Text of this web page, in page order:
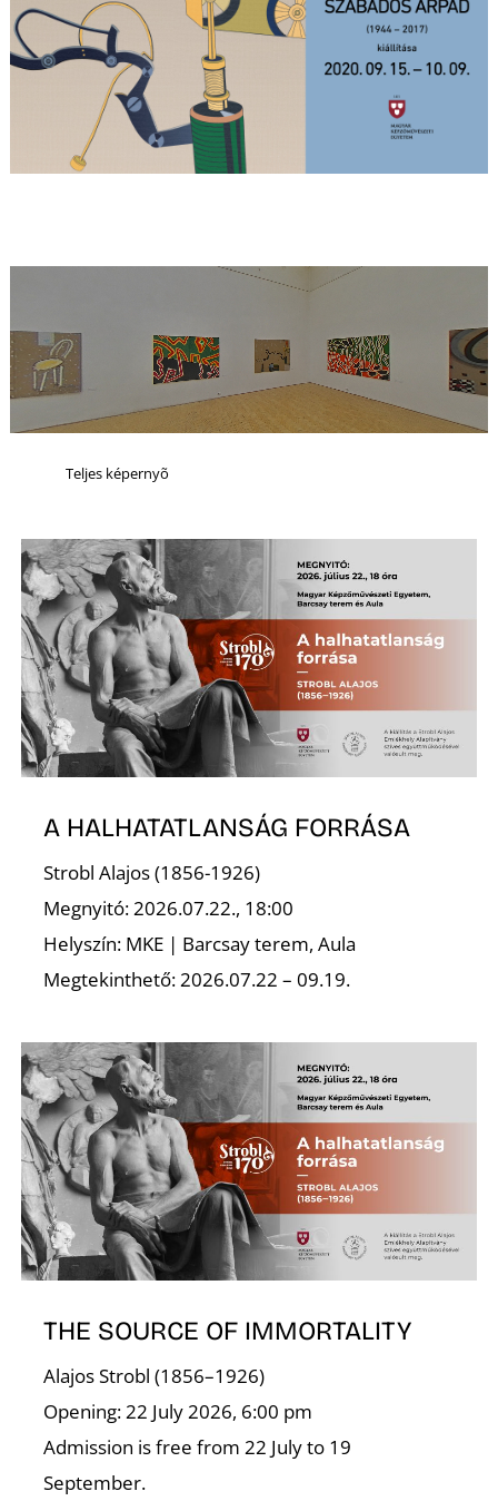
Teljes képernyõ
A HALHATATLANSÁG FORRÁSA
Strobl Alajos (1856-1926)
Megnyitó: 2026.07.22., 18:00
Helyszín: MKE | Barcsay terem, Aula
Megtekinthető: 2026.07.22 – 09.19.
THE SOURCE OF IMMORTALITY
Alajos Strobl (1856–1926)
Opening: 22 July 2026, 6:00 pm
Admission is free from 22 July to 19
September.